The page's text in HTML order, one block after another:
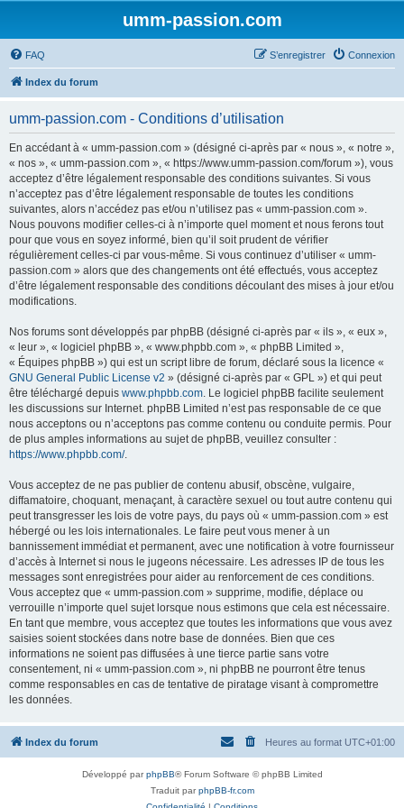
umm-passion.com
FAQ Connexion
S’enregistrer
Index du forum
umm-passion.com - Conditions d’utilisation
En accédant à « umm-passion.com » (désigné ci-après par « nous », « notre »,
« nos », « umm-passion.com », « https://www.umm-passion.com/forum »), vous
acceptez d’être légalement responsable des conditions suivantes. Si vous
n’acceptez pas d’être légalement responsable de toutes les conditions
suivantes, alors n’accédez pas et/ou n’utilisez pas « umm-passion.com ».
Nous pouvons modifier celles-ci à n’importe quel moment et nous ferons tout
pour que vous en soyez informé, bien qu’il soit prudent de vérifier
régulièrement celles-ci par vous-même. Si vous continuez d’utiliser « umm-
passion.com » alors que des changements ont été effectués, vous acceptez
d’être légalement responsable des conditions découlant des mises à jour et/ou
modifications.
Nos forums sont développés par phpBB (désigné ci-après par « ils », « eux »,
« leur », « logiciel phpBB », « www.phpbb.com », « phpBB Limited »,
« Équipes phpBB ») qui est un script libre de forum, déclaré sous la licence «
GNU General Public License v2 » (désigné ci-après par « GPL ») et qui peut
être téléchargé depuis www.phpbb.com. Le logiciel phpBB facilite seulement
les discussions sur Internet. phpBB Limited n’est pas responsable de ce que
nous acceptons ou n’acceptons pas comme contenu ou conduite permis. Pour
de plus amples informations au sujet de phpBB, veuillez consulter :
https://www.phpbb.com/.
Vous acceptez de ne pas publier de contenu abusif, obscène, vulgaire,
diffamatoire, choquant, menaçant, à caractère sexuel ou tout autre contenu qui
peut transgresser les lois de votre pays, du pays où « umm-passion.com » est
hébergé ou les lois internationales. Le faire peut vous mener à un
bannissement immédiat et permanent, avec une notification à votre fournisseur
d’accès à Internet si nous le jugeons nécessaire. Les adresses IP de tous les
messages sont enregistrées pour aider au renforcement de ces conditions.
Vous acceptez que « umm-passion.com » supprime, modifie, déplace ou
verrouille n’importe quel sujet lorsque nous estimons que cela est nécessaire.
En tant que membre, vous acceptez que toutes les informations que vous avez
saisies soient stockées dans notre base de données. Bien que ces
informations ne soient pas diffusées à une tierce partie sans votre
consentement, ni « umm-passion.com », ni phpBB ne pourront être tenus
comme responsables en cas de tentative de piratage visant à compromettre
les données.
Index du forum Heures au format UTC+01:00
Développé parphpBB® Forum Software © phpBB Limited
Traduit parphpBB-fr.com